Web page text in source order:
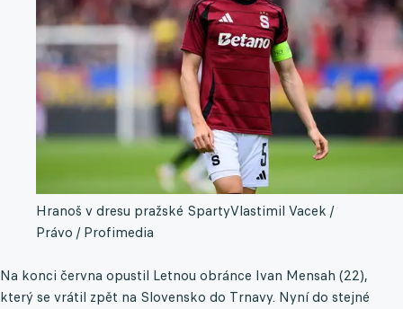
Hranoš v dresu pražské SpartyVlastimil Vacek /
Právo / Profimedia
Na konci června opustil Letnou obránce Ivan Mensah (22),
který se vrátil zpět na Slovensko do Trnavy. Nyní do stejné